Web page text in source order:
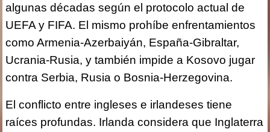
algunas décadas según el protocolo actual de
UEFA y FIFA. El mismo prohíbe enfrentamientos
como Armenia-Azerbaiyán, España-Gibraltar,
Ucrania-Rusia, y también impide a Kosovo jugar
contra Serbia, Rusia o Bosnia-Herzegovina.
El conflicto entre ingleses e irlandeses tiene
raíces profundas. Irlanda considera que Inglaterra